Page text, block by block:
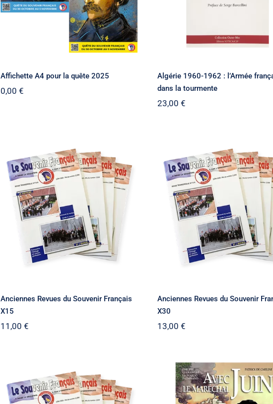
Affichette A4 pour la quête 2025
0,00 €
Algérie 1960-1962 : l’Armée
dans la tourmente
23,00€
Anciennes Revues du
Souvenir Français X15
Anciennes Revues du Souvenir Français
X15
11,00 €
Anciennes Revues du
Souvenir Français
Anciennes Revues du Souvenir
X30
13,00€